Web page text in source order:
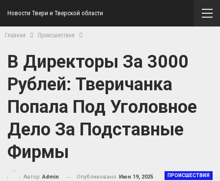
Новости Твери и Тверской области
Главная Происшествия
В Директоры За 3000
Рублей: Тверичанка
Попала Под Уголовное
Дело За Подставные
Фирмы
ПРОИСШЕСТВИЯ
Автор Admin Опубликовано Июн 19, 2025